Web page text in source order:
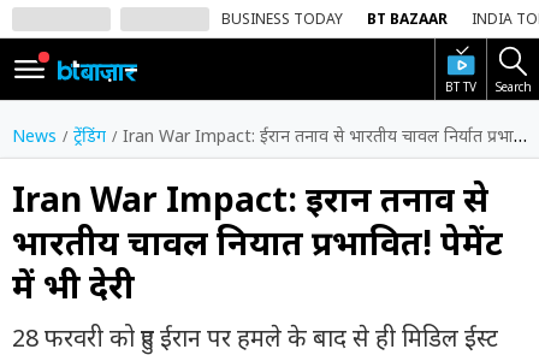
BUSINESS TODAY BT BAZAAR INDIA
BT TV Search
SIGN
IN
Dark
होम
शेयर
बाज़ार
News ट्रेंडिंग Iran War Impact: ईरान तनाव से भारतीय चावल निर्यात प्रभावित! पेमेंट में भी देरी
Iran War Impact: ईरान तनाव से
भारतीय चावल निर्यात प्रभावित! पेमेंट
में भी देरी
28 फरवरी को हुए ईरान पर हमले के बाद से ही मिडिल ईस्ट